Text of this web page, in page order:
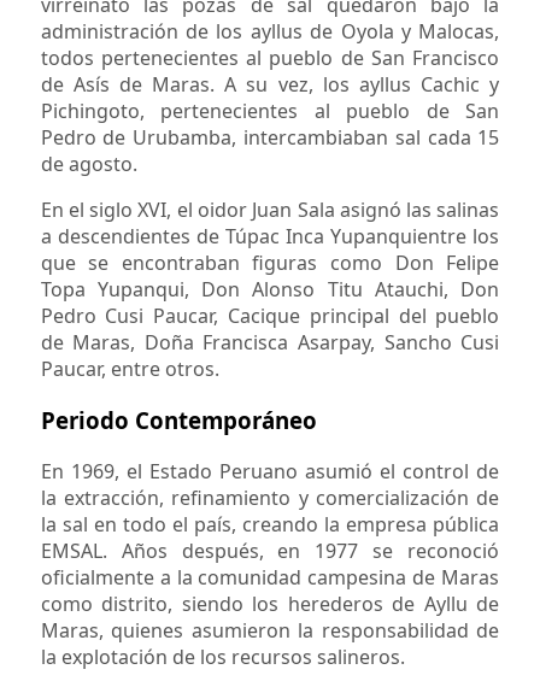
virreinato las pozas de sal quedaron bajo la
administración de los ayllus de Oyola y Malocas,
todos pertenecientes al pueblo de San Francisco
de Asís de Maras. A su vez, los ayllus Cachic y
Pichingoto, pertenecientes al pueblo de San
Pedro de Urubamba, intercambiaban sal cada 15
de agosto.
En el siglo XVI, el oidor Juan Sala asignó las salinas
a descendientes de Túpac Inca Yupanquientre los
que se encontraban figuras como Don Felipe
Topa Yupanqui, Don Alonso Titu Atauchi, Don
Pedro Cusi Paucar, Cacique principal del pueblo
de Maras, Doña Francisca Asarpay, Sancho Cusi
Paucar, entre otros.
Periodo Contemporáneo
En 1969, el Estado Peruano asumió el control de
la extracción, refinamiento y comercialización de
la sal en todo el país, creando la empresa pública
EMSAL. Años después, en 1977 se reconoció
oficialmente a la comunidad campesina de Maras
como distrito, siendo los herederos de Ayllu de
Maras, quienes asumieron la responsabilidad de
la explotación de los recursos salineros.